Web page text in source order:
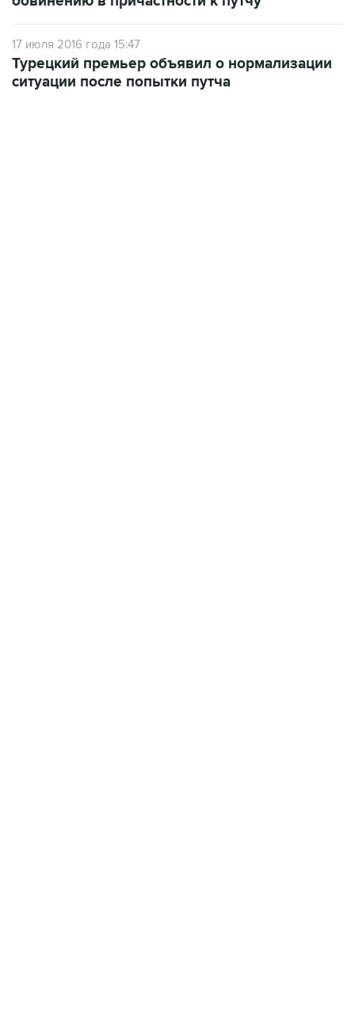
17 июля 2016 года 15:47
Турецкий премьер объявил о нормализации
ситуации после попытки путча